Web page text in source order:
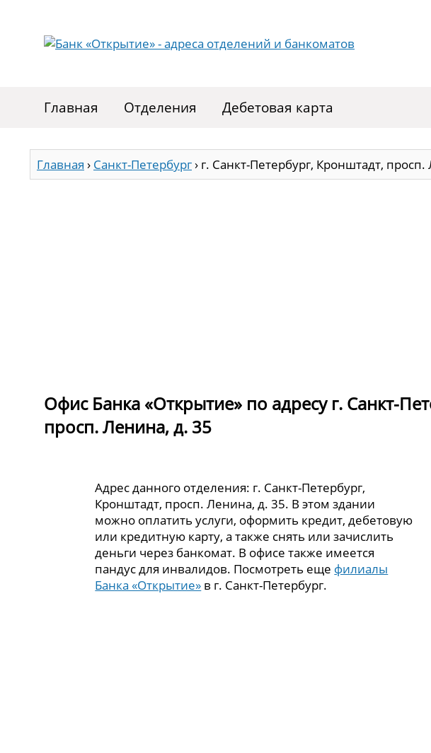
Главная Отделения Дебетовая карта
Главная › Санкт-Петербург› г. Санкт-Петербург, Кронштадт,
Офис Банка «Открытие» по адресу г. Санкт-
просп. Ленина, д. 35
Адрес данного отделения: г. Санкт-Петербург,
Кронштадт, просп. Ленина, д. 35. В этом здании
можно оплатить услуги, оформить кредит, дебетовую
или кредитную карту, а также снять или зачислить
деньги через банкомат. В офисе также имеется
пандус для инвалидов. Посмотреть еще филиалы
Банка «Открытие» в г. Санкт-Петербург.